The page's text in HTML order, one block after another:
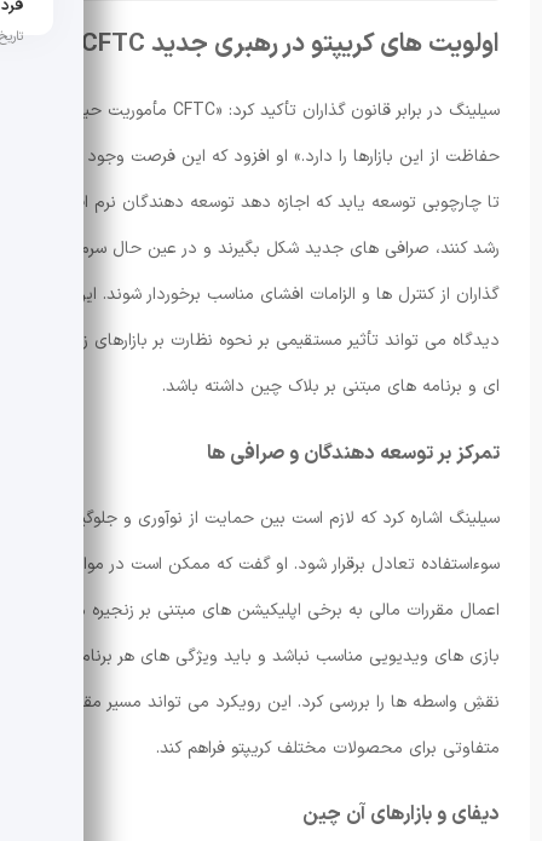
تاریخ اولویت های کریپتو در رهبری جدید CFTC
سیلینگ در برابر قانون گذاران تأکید کرد: «CFTC مأموریت حیاتی
حفاظت از این بازارها را دارد.» او افزود که این فرصت وجود دارد
تا چارچوبی توسعه یابد که اجازه دهد توسعه دهندگان نرم افزار
رشد کنند، صرافی های جدید شکل بگیرند و در عین حال سرمایه
گذاران از کنترل ها و الزامات افشای مناسب برخوردار شوند. این
دیدگاه می تواند تأثیر مستقیمی بر نحوه نظارت بر بازارهای زنجیره
ای و برنامه های مبتنی بر بلاک چین داشته باشد.
تمرکز بر توسعه دهندگان و صرافی ها
سیلینگ اشاره کرد که لازم است بین حمایت از نوآوری و جلوگیری از
سوءاستفاده تعادل برقرار شود. او گفت که ممکن است در مواردی
اعمال مقررات مالی به برخی اپلیکیشن های مبتنی بر زنجیره مانند
بازی های ویدیویی مناسب نباشد و باید ویژگی های هر برنامه و
نقشِ واسطه ها را بررسی کرد. این رویکرد می تواند مسیر مقرراتی
متفاوتی برای محصولات مختلف کریپتو فراهم کند.
دیفای و بازارهای آن چین